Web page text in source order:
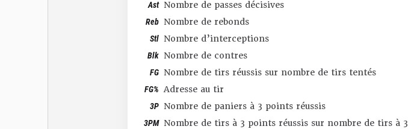
Ast Nombre de passes décisives
Reb Nombre de rebonds
Stl Nombre d’interceptions
Blk Nombre de contres
FG Nombre de tirs réussis sur nombre de tirs tentés
FG% Adresse au tir
3P Nombre de paniers à 3 points réussis
3PM Nombre de tirs à 3 points réussis sur nombre de tirs à 3